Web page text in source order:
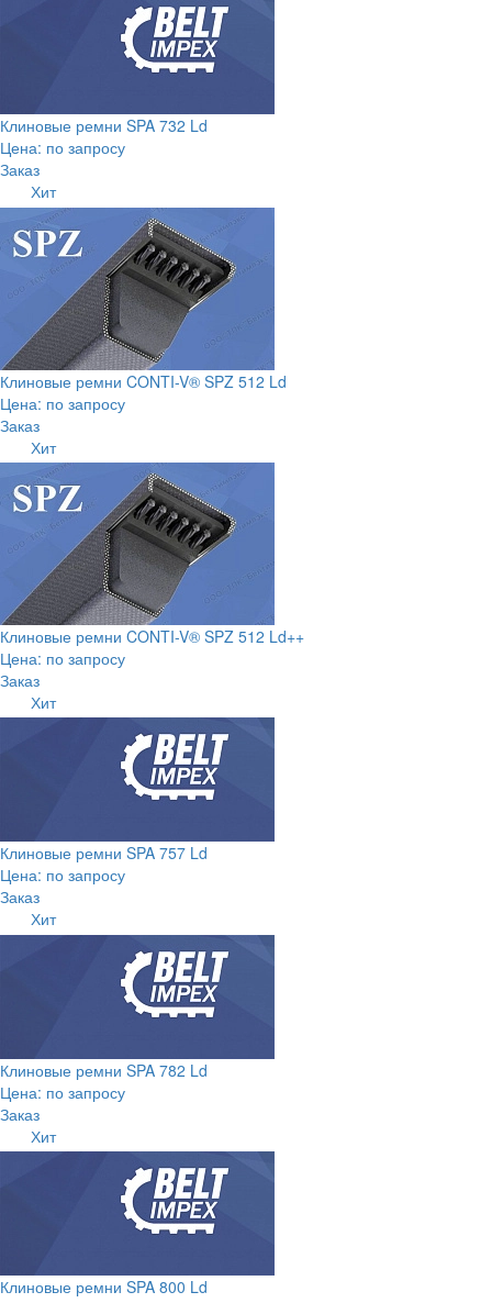
Клиновые ремни SPA 732 Ld
Цена: по запросу
Заказ
Хит
Клиновые ремни CONTI-V® SPZ 512 Ld
Цена: по запросу
Заказ
Хит
Клиновые ремни CONTI-V® SPZ 512 Ld++
Цена: по запросу
Заказ
Хит
Клиновые ремни SPA 757 Ld
Цена: по запросу
Заказ
Хит
Клиновые ремни SPA 782 Ld
Цена: по запросу
Заказ
Хит
Клиновые ремни SPA 800 Ld